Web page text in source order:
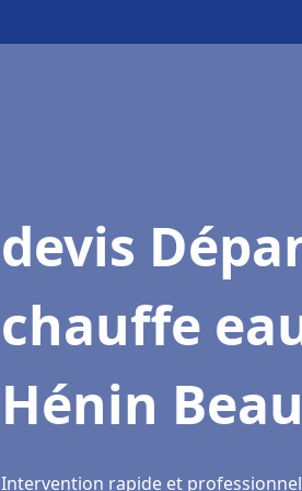
devis
chauffe
Hénin
Intervention rapide et